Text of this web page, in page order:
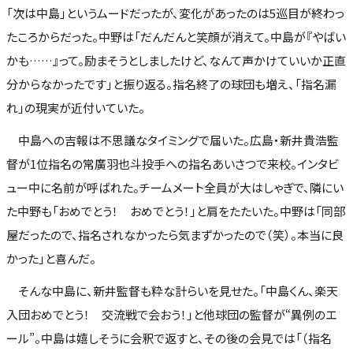
「次は中島」というムードだったが、変化があったのは5巡目が終わっ
たころからだった。中野は「だんだんと笑顔が消えて。中島が『やばい
かも……』って。励まそうとしましたけど、なんて声かけていいか正直
分からなかったです」と振り返る。指名終了の球団も増え、「指名漏
れ」の現実が近付いていた。
中島への吉報は不思議なタイミングで届いた。広島・新井貴浩監
督が1位指名の常廣羽也斗投手への指名あいさつで来校。インタビ
ュー中に名前が呼ばれた。チームメート全員が大はしゃぎで、隣にい
た中野も「おめでとう！ おめでとう！」と肩をたたいた。中野は「同部
屋だったので、指名されなかったら気まずかったので（笑）。本当に良
かった」と喜んだ。
そんな中島に、新井監督も粋な計らいを見せた。「中島くん、楽天
入団おめでとう！ 交流戦で会おう！」と他球団の監督が“異例のエ
ール”。中島は嬉しそうに会釈で返すと、その後の会見では「（指名